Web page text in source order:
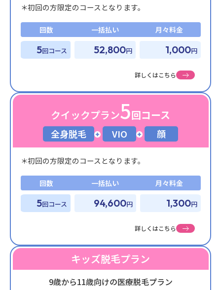
初回の方限定のコースとなります。
回数 一括払い 月々料金
5回コース 52,800円 1,000円
詳しくはこちら
クイックプラン5回コース
全身脱毛 VIO 顔
初回の方限定のコースとなります。
回数 一括払い 月々料金
5回コース 94,600円 1,300円
詳しくはこちら
キッズ脱毛プラン
9歳から11歳向けの医療脱毛プラン